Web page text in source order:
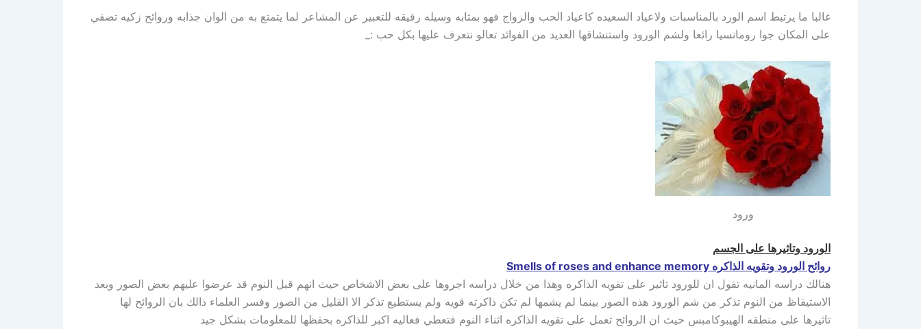
غالبا ما يرتبط اسم الورد بالمناسبات ولاعياد السعيده كاعياد الحب والزواج فهو بمثابه وسيله رقيقه للتعبير عن المشاعر لما يتمتع به من الوان جذابه وروائح زكيه تضفي
على المكان جوا رومانسيا رائعا ولشم الورود واستنشاقها العديد من الفوائد تعالو نتعرف عليها بكل حب :_
ورود
الورود وتاثيرها على الجسم
روائح الورود وتقويه الذاكره Smells of roses and enhance memory
هنالك دراسه المانيه تقول ان للورود تاثير على تقويه الذاكره وهذا من خلال دراسه اجروها على بعض الاشخاص حيث انهم قبل النوم قد عرضوا عليهم بعض الصور وبعد
الاستيقاظ من النوم تذكر من شم الورود هذه الصور بينما لم يشمها لم تكن ذاكرته قويه ولم يستطيع تذكر الا القليل من الصور وفسر العلماء ذالك بان الروائح لها
تاثيرها على منطقه الهيبوكامبس حيث ان الروائح تعمل على تقويه الذاكره اثناء النوم فتعطي فعاليه اكبر للذاكره بحفظها للمعلومات بشكل جيد